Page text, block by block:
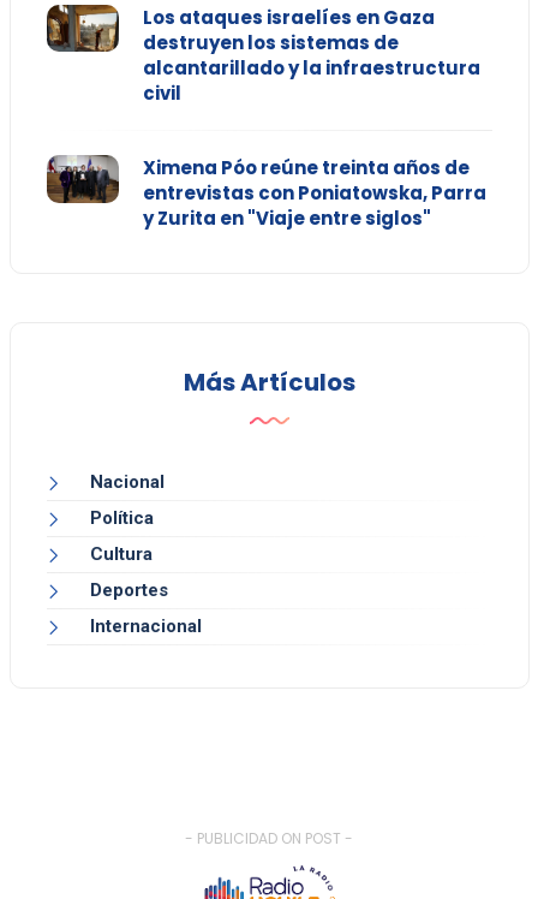
Los ataques israelíes en Gaza
destruyen los sistemas de
alcantarillado y la infraestructura
civil
Ximena Póo reúne treinta años de
entrevistas con Poniatowska, Parra
y Zurita en "Viaje entre siglos"
Más Artículos
Nacional
Política
Cultura
Deportes
Internacional
- PUBLICIDAD ON POST -